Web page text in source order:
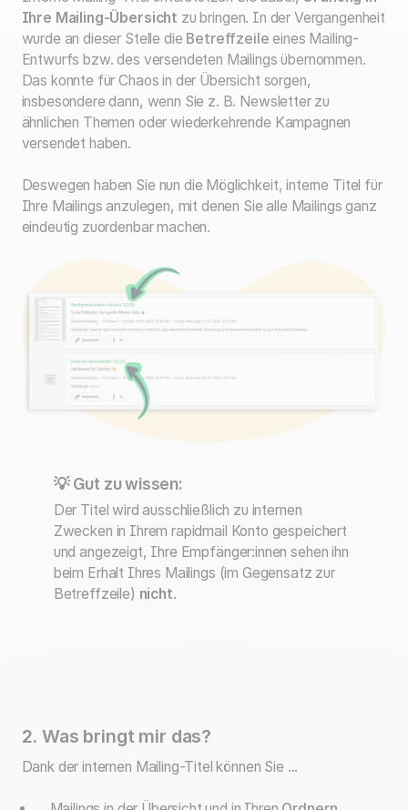
Ihre Mailing-Übersicht zu bringen. In der Vergangenheit
wurde an dieser Stelle die Betreffzeile eines Mailing-
Entwurfs bzw. des versendeten Mailings übernommen.
Das konnte für Chaos in der Übersicht sorgen,
insbesondere dann, wenn Sie z. B. Newsletter zu
ähnlichen Themen oder wiederkehrende Kampagnen
versendet haben.
Deswegen haben Sie nun die Möglichkeit, interne Titel für
Ihre Mailings anzulegen, mit denen Sie alle Mailings ganz
eindeutig zuordenbar machen.
💡 Gut zu wissen:
Der Titel wird ausschließlich zu internen
Zwecken in Ihrem rapidmail Konto gespeichert
und angezeigt, Ihre Empfänger:innen sehen ihn
beim Erhalt Ihres Mailings (im Gegensatz zur
Betreffzeile) nicht.
2. Was bringt mir das?
Dank der internen Mailing-Titel können Sie ...